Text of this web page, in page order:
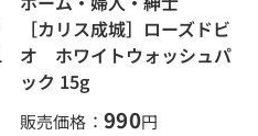
［カリス成城］ローズドビ
オ ホワイトウォッシュパ
ック 15g
販売価格： 990円